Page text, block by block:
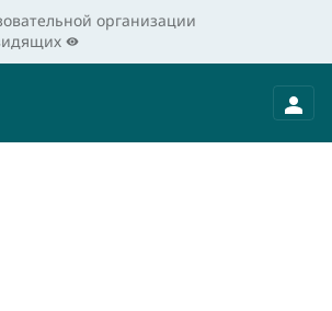
организации